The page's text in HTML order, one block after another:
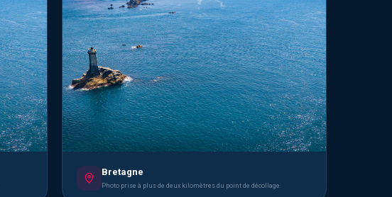
Bretagne
Photo prise à plus de deux kilomètres du point de décollage